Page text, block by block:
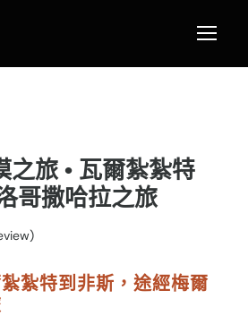
之旅 • 瓦爾紮紮特
哥撒哈拉之旅
紮特到非斯，途經梅爾